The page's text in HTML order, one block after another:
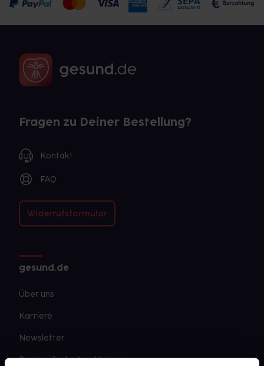
Fragen zu Deiner Bestellung?
Kontakt
FAQ
Widerrufsformular
gesund.de
Über uns
Karriere
Newsletter
Barrierefreiheitserklärung